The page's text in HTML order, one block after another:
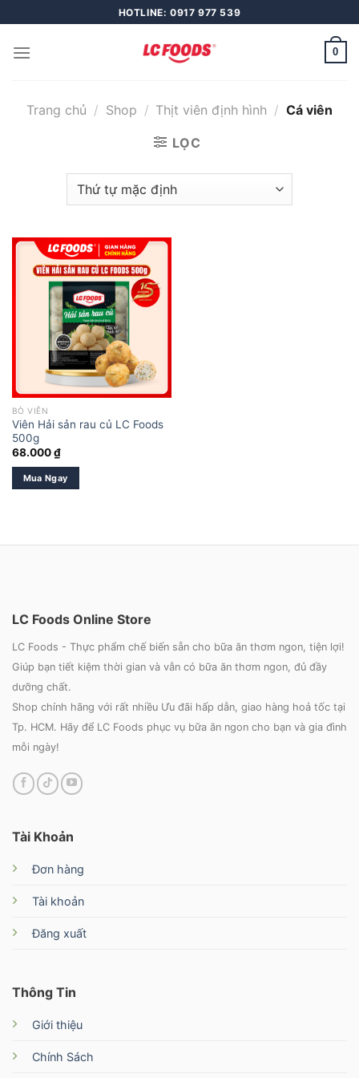
to
content
HOTLINE: 0917 977 539
0
Trang chủ / Shop / Thịt viên định hình / Cá viên
LỌC
BÒ VIÊN
Viên Hải sản rau củ LC Foods
500g
68.000₫
Mua Ngay
LC Foods Online Store
LC Foods - Thực phẩm chế biến sẵn cho bữa ăn thơm ngon, tiện lợi!
Giúp bạn tiết kiệm thời gian và vẫn có bữa ăn thơm ngon, đủ đầy
dưỡng chất.
Shop chính hãng với rất nhiều Ưu đãi hấp dẫn, giao hàng hoả tốc tại
Tp. HCM. Hãy để LC Foods phục vụ bữa ăn ngon cho bạn và gia đình
mỗi ngày!
Tài Khoản
Đơn hàng
Tài khoản
Đăng xuất
Thông Tin
Giới thiệu
Chính Sách